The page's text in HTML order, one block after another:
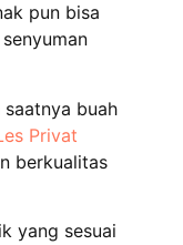
pun bisa
buah
Privat
berkualitas
yang sesuai